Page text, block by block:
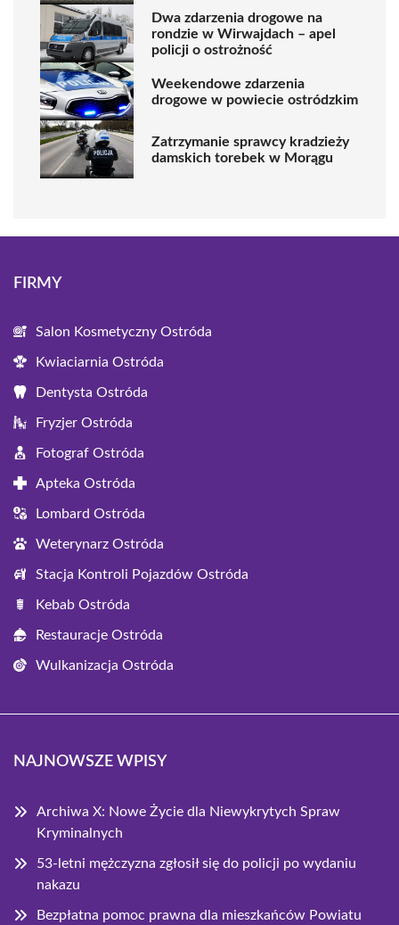
Dwa zdarzenia drogowe na
rondzie w Wirwajdach – apel
policji o ostrożność
Weekendowe zdarzenia
drogowe w powiecie ostródzkim
Zatrzymanie sprawcy kradzieży
damskich torebek w Morągu
FIRMY
Salon Kosmetyczny Ostróda
Kwiaciarnia Ostróda
Dentysta Ostróda
Fryzjer Ostróda
Fotograf Ostróda
Apteka Ostróda
Lombard Ostróda
Weterynarz Ostróda
Stacja Kontroli Pojazdów Ostróda
Kebab Ostróda
Restauracje Ostróda
Wulkanizacja Ostróda
NAJNOWSZE WPISY
Archiwa X: Nowe Życie dla Niewykrytych Spraw
Kryminalnych
53-letni mężczyzna zgłosił się do policji po wydaniu
nakazu
Bezpłatna pomoc prawna dla mieszkańców Powiatu